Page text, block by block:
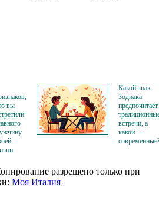
вы
Какой знак
Зодиака
предпочитает
встречи, а
какой —
разрешено только при
Моя Италия